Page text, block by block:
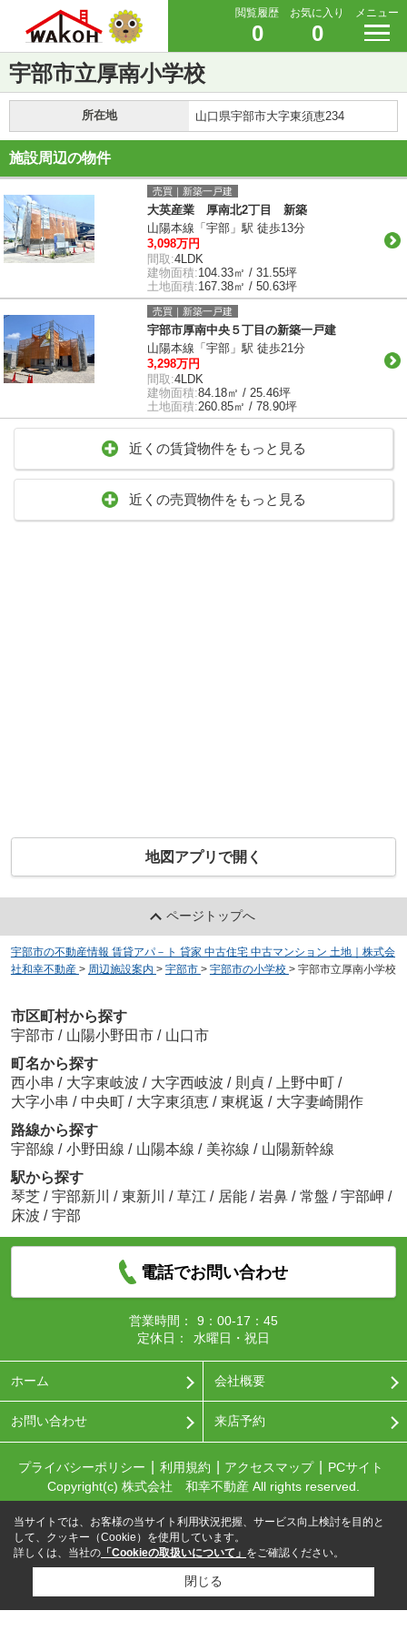
閲覧履歴
0
お気に入り
0
メニュー
宇部市立厚南小学校
所在地 山口県宇部市大字東須恵234
施設周辺の物件
売買｜新築一戸建
大英産業 厚南北2丁目 新築
山陽本線「宇部」駅 徒歩13分
3,098万円
間取:4LDK
建物面積:104.33㎡ / 31.55坪
土地面積:167.38㎡ / 50.63坪
売買｜新築一戸建
宇部市厚南中央５丁目の新築一戸建
山陽本線「宇部」駅 徒歩21分
3,298万円
間取:4LDK
建物面積:84.18㎡ / 25.46坪
土地面積:260.85㎡ / 78.90坪
近くの賃貸物件をもっと見る
近くの売買物件をもっと見る
地図アプリで開く
ページトップへ
宇部市の不動産情報 賃貸アパ－ト 貸家 中古住宅 中古マンション 土地｜株式会
社和幸不動産 > 周辺施設案内 > 宇部市 > 宇部市の小学校 > 宇部市立厚南小学校
市区町村から探す
宇部市 / 山陽小野田市 / 山口市
町名から探す
西小串 / 大字東岐波 / 大字西岐波 / 則貞 / 上野中町 /
大字小串 / 中央町 / 大字東須恵 / 東梶返 / 大字妻崎開作
路線から探す
宇部線 / 小野田線 / 山陽本線 / 美祢線 / 山陽新幹線
駅から探す
琴芝 / 宇部新川 / 東新川 / 草江 / 居能 / 岩鼻 / 常盤 / 宇部岬 /
床波 / 宇部
電話でお問い合わせ
営業時間：
9：00-17：45
定休日：
水曜日・祝日
ホーム 会社概要
お問い合わせ 来店予約
プライバシーポリシー 利用規約 アクセスマップ
PCサイト
Copyright(c) 株式会社 和幸不動産 All rights reserved.
当サイトでは、お客様の当サイト利用状況把握、サービス向上検討を目的と
して、クッキー（Cookie）を使用しています。
詳しくは、当社の 「Cookieの取扱いについて」 をご確認ください。
閉じる